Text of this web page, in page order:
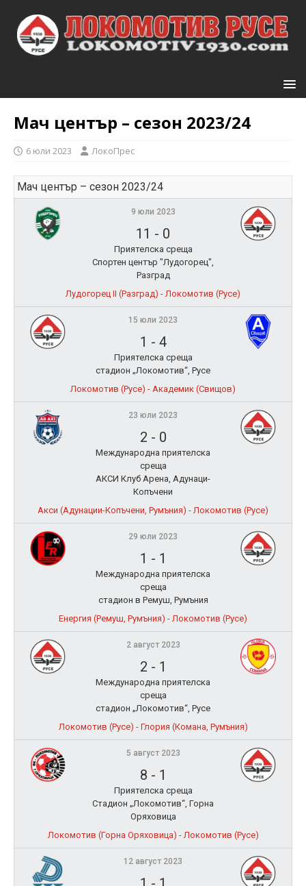
Мач център – сезон 2023/24
6 юли 2023 ЛокоПрес
Мач център – сезон 2023/24
9 юли 2023
11 - 0
Приятелска среща
Спортен център "Лудогорец",
Разград
Лудогорец II (Разград) - Локомотив (Русе)
15 юли 2023
1 - 4
Приятелска среща
стадион „Локомотив“, Русе
Локомотив (Русе) - Академик (Свищов)
23 юли 2023
2 - 0
Международна приятелска
среща
АКСИ Клуб Арена, Адунаци-
Копъчени
Акси (Адунации-Копъчени, Румъния) - Локомотив (Русе)
29 юли 2023
1 - 1
Международна приятелска
среща
стадион в Ремуш, Румъния
Енергия (Ремуш, Румъния) - Локомотив (Русе)
2 август 2023
2 - 1
Международна приятелска
среща
стадион „Локомотив“, Русе
Локомотив (Русе) - Глория (Комана, Румъния)
5 август 2023
8 - 1
Приятелска среща
Стадион „Локомотив“, Горна
Оряховица
Локомотив (Горна Оряховица) - Локомотив (Русе)
12 август 2023